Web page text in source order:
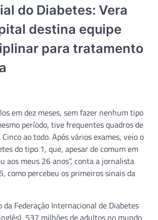
do Diabetes: Vera
destina equipe
para tratamento
em dez meses, sem fazer nenhum tipo
período, tive frequentes quadros de
ao todo. Após vários exames, veio o
do tipo 1, que, apesar de comum em
aos meus 26 anos”, conta a jornalista
como percebeu os primeiros sinais da
da Federação Internacional de Diabetes
537 milhões de adultos no mundo